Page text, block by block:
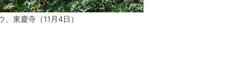
、東慶寺（11月4日）